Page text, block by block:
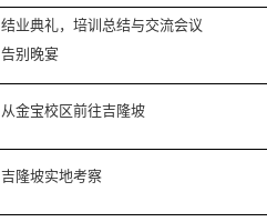
结业典礼，培训总结与交流会议
告别晚宴
从金宝校区前往吉隆坡
吉隆坡实地考察